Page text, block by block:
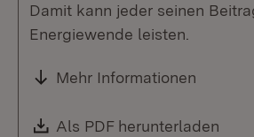
Damit kann jeder seinen
Energiewende leisten.
Mehr Informationen
Download:
Als PDF herunterladen